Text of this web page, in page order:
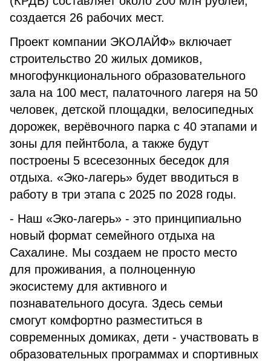
создается 26 рабочих мест.
Проект компании ЭКОЛАЙФ» включает
строительство 20 жилых домиков,
многофункционального образовательного
зала на 100 мест, палаточного лагеря на 50
человек, детской площадки, велосипедных
дорожек, верёвочного парка с 40 этапами и
зоны для пейнтбола, а также будут
построены 5 всесезонных беседок для
отдыха. «Эко-лагерь» будет вводиться в
работу в три этапа с 2025 по 2028 годы.
- Наш «Эко-лагерь» - это принципиально
новый формат семейного отдыха на
Сахалине. Мы создаем не просто место
для проживания, а полноценную
экосистему для активного и
познавательного досуга. Здесь семьи
смогут комфортно разместиться в
современных домиках, дети - участвовать в
образовательных программах и спортивных